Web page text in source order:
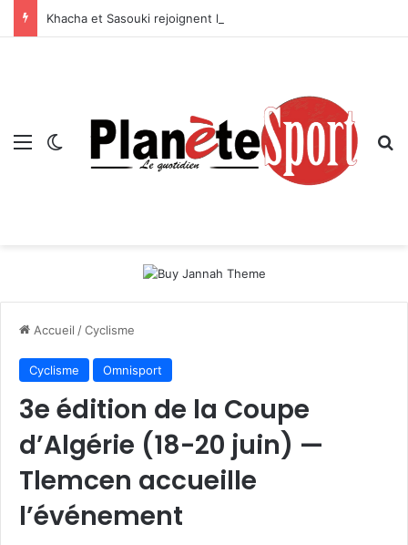
Khacha et Sasouki rejoignent les U20 du Mouloudia
Menu Switch skin
Accueil /Cyclisme
Cyclisme Omnisport
3e édition de la Coupe
d’Algérie (18-20 juin) —
Tlemcen accueille
l’événement